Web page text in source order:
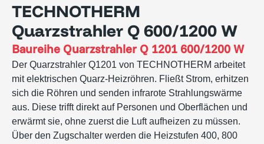
TECHNOTHERM
Quarzstrahler Q 600/1200 W
Baureihe Quarzstrahler Q 1201 600/1200 W
Der Quarzstrahler Q1201 von TECHNOTHERM arbeitet
mit elektrischen Quarz-Heizröhren. Fließt Strom, erhitzen
sich die Röhren und senden infrarote Strahlungswärme
aus. Diese trifft direkt auf Personen und Oberflächen und
erwärmt sie, ohne zuerst die Luft aufheizen zu müssen.
Über den Zugschalter werden die Heizstufen 400, 800